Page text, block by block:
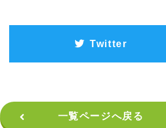
Twitter
一覧ページへ戻る